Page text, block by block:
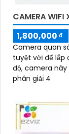
CAMERA
1,800,000 ₫
Camera quan
tuyệt vời để lắp đặt trong
độ, camera này
phân giải 4